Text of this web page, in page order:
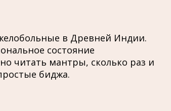
в Древней Индии.
состояние
читать мантры, сколько раз и
биджа.